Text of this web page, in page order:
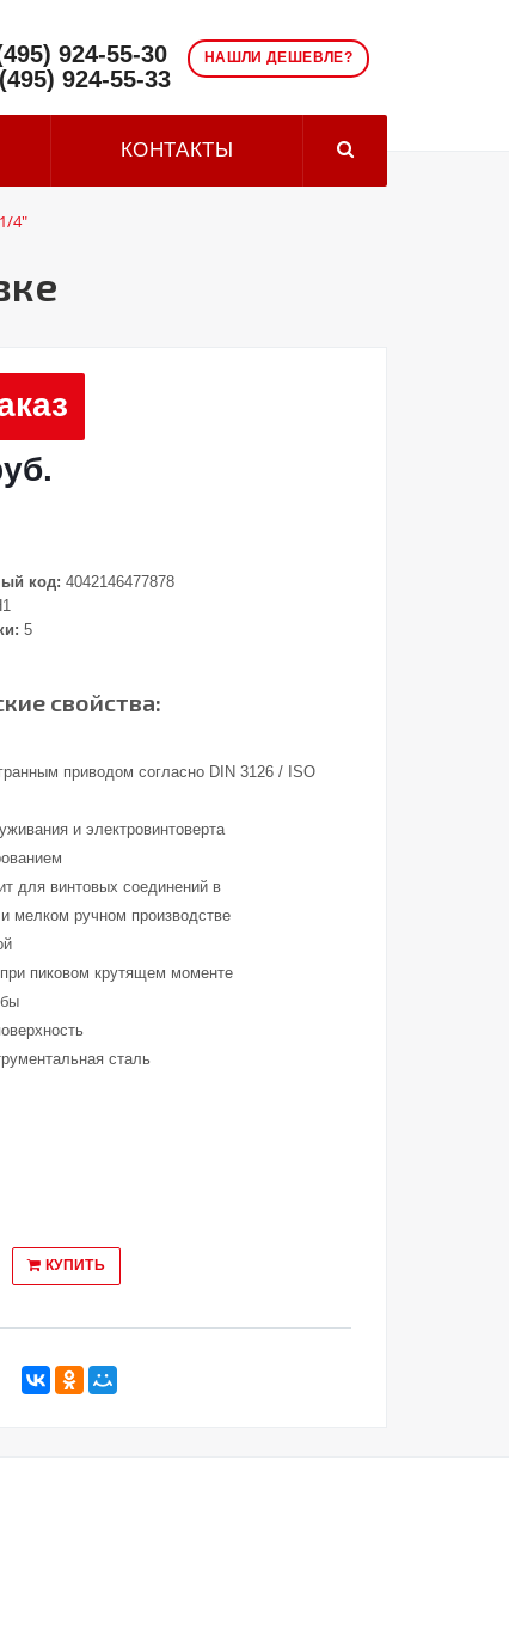
НАШЛИ ДЕШЕВЛЕ?
924-55-30
924-55-33
КОНТАКТЫ
4"
код: 4042146477878
5
свойства:
приводом согласно DIN 3126 / ISO
и электровинтоверта
для винтовых соединений в
мелком ручном производстве
пиковом крутящем моменте
сталь
КУПИТЬ